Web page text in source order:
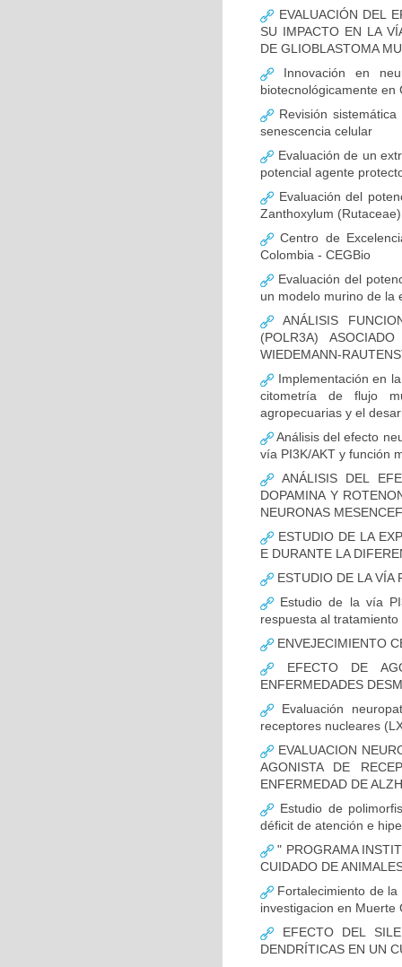
EVALUACIÓN DEL
SU IMPACTO EN LA
DE GLIOBLASTOMA
Innovación en
biotecnológicamente en
Revisión
senescencia celular
Evaluación de un
potencial agente
Evaluación del
Zanthoxylum
Centro de
Colombia - CEGBio
Evaluación del
un modelo murino de la
ANÁLISIS
(POLR3A)
WIEDEMANN-
Implementación en
citometría de flujo
agropecuarias y el
Análisis del efecto
vía PI3K/AKT y función
ANÁLISIS DEL
DOPAMINA Y
NEURONAS
ESTUDIO DE LA
E DURANTE LA
ESTUDIO DE LA VÍA
Estudio de la vía
respuesta al tratamiento
ENVEJECIMIENTO
EFECTO DE
ENFERMEDADES
Evaluación
receptores nucleares
EVALUACION
AGONISTA DE
ENFERMEDAD DE
Estudio de
déficit de atención e
" PROGRAMA
CUIDADO DE
Fortalecimiento de la
investigacion en Muerte
EFECTO DEL
DENDRÍTICAS EN UN